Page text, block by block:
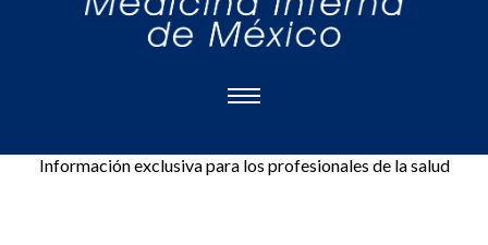
Información exclusiva para los profesionales de la salud